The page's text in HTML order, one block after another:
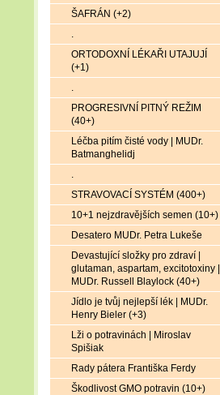
ŠAFRÁN (+2)
.
ORTODOXNÍ LÉKAŘI UTAJUJÍ
(+1)
.
PROGRESIVNÍ PITNÝ REŽIM
(40+)
Léčba pitím čisté vody | MUDr.
Batmanghelidj
.
STRAVOVACÍ SYSTÉM (400+)
10+1 nejzdravějších semen (10+)
Desatero MUDr. Petra Lukeše
Devastující složky pro zdraví |
glutaman, aspartam, excitotoxiny |
MUDr. Russell Blaylock (40+)
Jídlo je tvůj nejlepší lék | MUDr.
Henry Bieler (+3)
Lži o potravinách | Miroslav
Spišiak
Rady pátera Františka Ferdy
Škodlivost GMO potravin (10+)